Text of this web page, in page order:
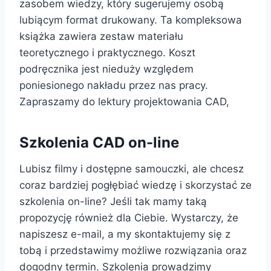
zasobem wiedzy, który sugerujemy osobą
lubiącym format drukowany. Ta kompleksowa
książka zawiera zestaw materiału
teoretycznego i praktycznego. Koszt
podręcznika jest nieduży względem
poniesionego nakładu przez nas pracy.
Zapraszamy do lektury projektowania CAD,
Szkolenia CAD on-line
Lubisz filmy i dostępne samouczki, ale chcesz
coraz bardziej pogłębiać wiedzę i skorzystać ze
szkolenia on-line? Jeśli tak mamy taką
propozycję również dla Ciebie. Wystarczy, że
napiszesz e-mail, a my skontaktujemy się z
tobą i przedstawimy możliwe rozwiązania oraz
dogodny termin. Szkolenia prowadzimy